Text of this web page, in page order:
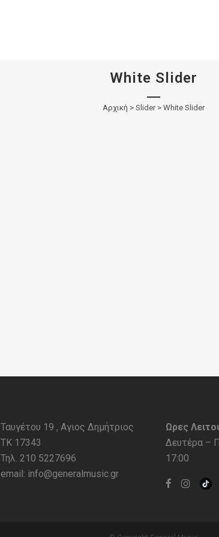
White Slider
Αρχική > Slider > White Slider
Ταυγέτου 19 , Αγιος Δημήτριος
ΤΚ 17343
Τηλ. 210 5227696
email: info@generalmusic.gr
Ωρες
Δευτέρα –
17:00